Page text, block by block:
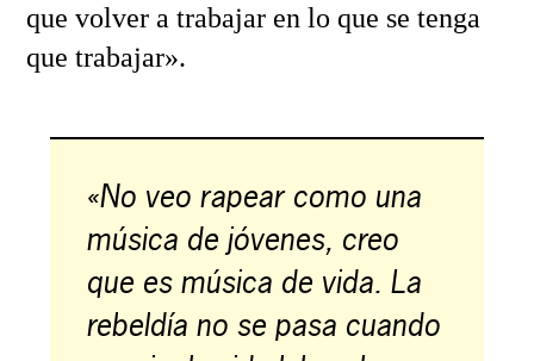
que volver a trabajar en lo que se tenga
que trabajar».
«No veo rapear como una
música de jóvenes, creo
que es música de vida. La
rebeldía no se pasa cuando